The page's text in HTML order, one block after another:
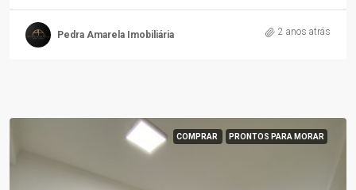
Pedra Amarela Imobiliária 2 anos atrás
COMPRAR PRONTOS PARA MORAR